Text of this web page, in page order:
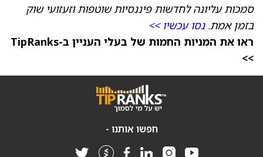
סמכות עליונה לחדשות פיננסיות שוטפות וזעזועי שוק
בזמן אמת.נסו עכשיו >>
ראו את המניות החמות של בעלי העניין ב-TipRanks
>>
חפשו אותנו -